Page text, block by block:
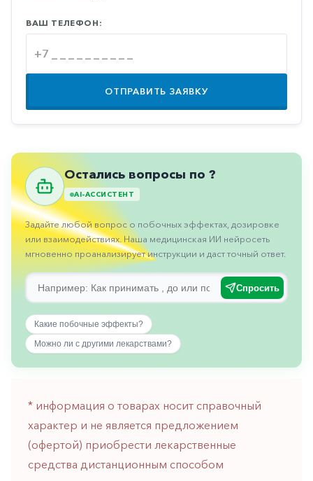
Противоопухолевые
Противоподагрические
Противорвотные
Противоэпилептические
Пульмонология
Сердечные
Сосудистые
Тромбозы
Урология
Ухо-
горло-
нос
Хирургия
Щитовидная
ВАШ ТЕЛЕФОН:
ОТПРАВИТЬ ЗАЯВКУ
Остались вопросы по ?
AI-АССИСТЕНТ
Задайте любой вопрос о побочных эффектах, дозировке
или взаимодействиях. Наша медицинская ИИ нейросеть
мгновенно проанализирует инструкции и даст точный ответ.
Спросить
Какие побочные эффекты?
Можно ли с другими лекарствами?
* информация о товарах носит справочный
характер и не является предложением
(офертой) приобрести лекарственные
средства дистанционным способом